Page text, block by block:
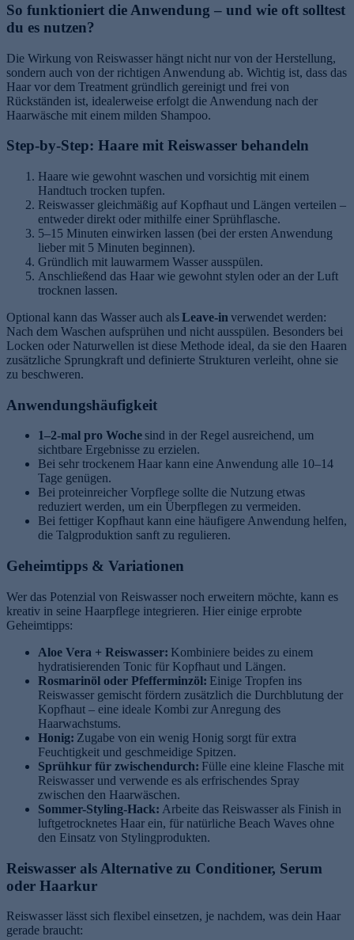
So funktioniert die Anwendung – und wie oft solltest
du es nutzen?
Die Wirkung von Reiswasser hängt nicht nur von der Herstellung,
sondern auch von der richtigen Anwendung ab. Wichtig ist, dass das
Haar vor dem Treatment gründlich gereinigt und frei von
Rückständen ist, idealerweise erfolgt die Anwendung nach der
Haarwäsche mit einem milden Shampoo.
Step-by-Step: Haare mit Reiswasser behandeln
Haare wie gewohnt waschen und vorsichtig mit einem
Handtuch trocken tupfen.
Reiswasser gleichmäßig auf Kopfhaut und Längen verteilen –
entweder direkt oder mithilfe einer Sprühflasche.
5–15 Minuten einwirken lassen (bei der ersten Anwendung
lieber mit 5 Minuten beginnen).
Gründlich mit lauwarmem Wasser ausspülen.
Anschließend das Haar wie gewohnt stylen oder an der Luft
trocknen lassen.
Optional kann das Wasser auch alsLeave-in verwendet werden:
Nach dem Waschen aufsprühen und nicht ausspülen. Besonders bei
Locken oder Naturwellen ist diese Methode ideal, da sie den Haaren
zusätzliche Sprungkraft und definierte Strukturen verleiht, ohne sie
zu beschweren.
Anwendungshäufigkeit
1–2-mal pro Wochesind in der Regel ausreichend, um
sichtbare Ergebnisse zu erzielen.
Bei sehr trockenem Haar kann eine Anwendung alle 10–14
Tage genügen.
Bei proteinreicher Vorpflege sollte die Nutzung etwas
reduziert werden, um ein Überpflegen zu vermeiden.
Bei fettiger Kopfhaut kann eine häufigere Anwendung helfen,
die Talgproduktion sanft zu regulieren.
Geheimtipps & Variationen
Wer das Potenzial von Reiswasser noch erweitern möchte, kann es
kreativ in seine Haarpflege integrieren. Hier einige erprobte
Geheimtipps:
Aloe Vera + Reiswasser: Kombiniere beides zu einem
hydratisierenden Tonic für Kopfhaut und Längen.
Rosmarinöl oder Pfefferminzöl: Einige Tropfen ins
Reiswasser gemischt fördern zusätzlich die Durchblutung der
Kopfhaut – eine ideale Kombi zur Anregung des
Haarwachstums.
Honig: Zugabe von ein wenig Honig sorgt für extra
Feuchtigkeit und geschmeidige Spitzen.
Sprühkur für zwischendurch: Fülle eine kleine Flasche mit
Reiswasser und verwende es als erfrischendes Spray
zwischen den Haarwäschen.
Sommer-Styling-Hack: Arbeite das Reiswasser als Finish in
luftgetrocknetes Haar ein, für natürliche Beach Waves ohne
den Einsatz von Stylingprodukten.
Reiswasser als Alternative zu Conditioner, Serum
oder Haarkur
Reiswasser lässt sich flexibel einsetzen, je nachdem, was dein Haar
gerade braucht: